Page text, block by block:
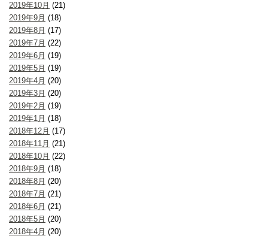
2019年10月 (21)
2019年9月 (18)
2019年8月 (17)
2019年7月 (22)
2019年6月 (19)
2019年5月 (19)
2019年4月 (20)
2019年3月 (20)
2019年2月 (19)
2019年1月 (18)
2018年12月 (17)
2018年11月 (21)
2018年10月 (22)
2018年9月 (18)
2018年8月 (20)
2018年7月 (21)
2018年6月 (21)
2018年5月 (20)
2018年4月 (20)